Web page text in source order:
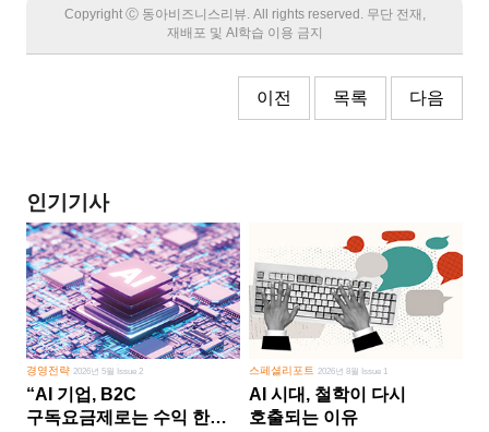
Copyright Ⓒ 동아비즈니스리뷰. All rights reserved. 무단 전재,
재배포 및 AI학습 이용 금지
이전 목록 다음
인기기사
경영전략2026년 5월 Issue 2
“AI 기업, B2C
구독요금제로는 수익 한계
스페셜리포트 2026년 8월 Issue 1
AI 시대, 철학이 다시
호출되는 이유